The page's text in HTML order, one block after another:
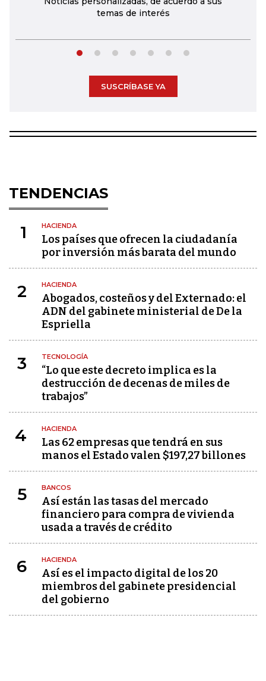
temas de interés
SUSCRÍBASE YA
TENDENCIAS
1 HACIENDA
Los países que ofrecen la ciudadanía
por inversión más barata del mundo
2 HACIENDA
Abogados, costeños y del Externado: el
ADN del gabinete ministerial de De la
Espriella
3 TECNOLOGÍA
“Lo que este decreto implica es la
destrucción de decenas de miles de
trabajos”
4 HACIENDA
Las 62 empresas que tendrá en sus
manos el Estado valen $197,27 billones
5 BANCOS
Así están las tasas del mercado
financiero para compra de vivienda
usada a través de crédito
6 HACIENDA
Así es el impacto digital de los 20
miembros del gabinete presidencial
del gobierno